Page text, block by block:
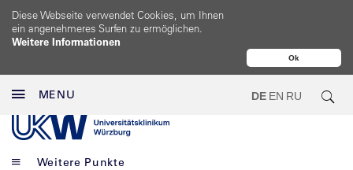
Ok
Diese Webseite verwendet Cookies, um Ihnen
ein angenehmeres Surfen zu ermöglichen.
Weitere Informationen
MENU DE EN RU
Weitere Punkte